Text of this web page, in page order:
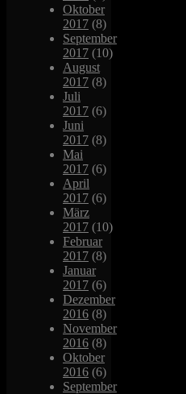
Oktober
2017 (8)
September
2017 (10)
August
2017 (8)
Juli
2017 (6)
Juni
2017 (8)
Mai
2017 (6)
April
2017 (6)
März
2017 (10)
Februar
2017 (8)
Januar
2017 (6)
Dezember
2016 (8)
November
2016 (8)
Oktober
2016 (6)
September